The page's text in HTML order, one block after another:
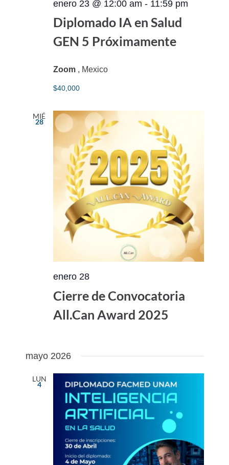
enero 23 @ 12:00 am - 11:59 pm
Diplomado IA en Salud
GEN 5 Próximamente
Zoom , Mexico
$40,000
MIÉ
28
enero 28
Cierre de Convocatoria
All.Can Award 2025
mayo 2026
LUN
4